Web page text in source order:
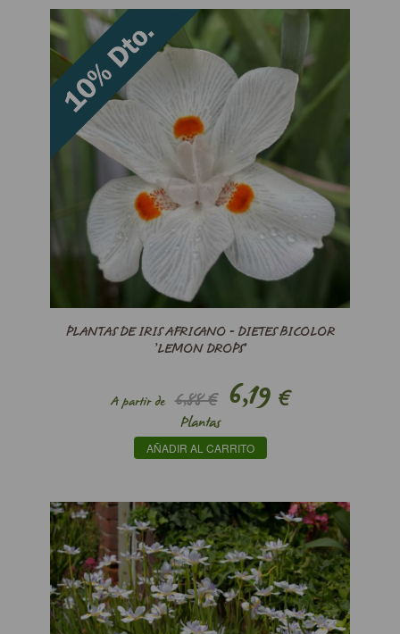
PLANTAS DE IRIS AFRICANO - DIETES BICOLOR
’LEMON DROPS’
A partir de 6,88 €6,19 €
Plantas
AÑADIR AL CARRITO